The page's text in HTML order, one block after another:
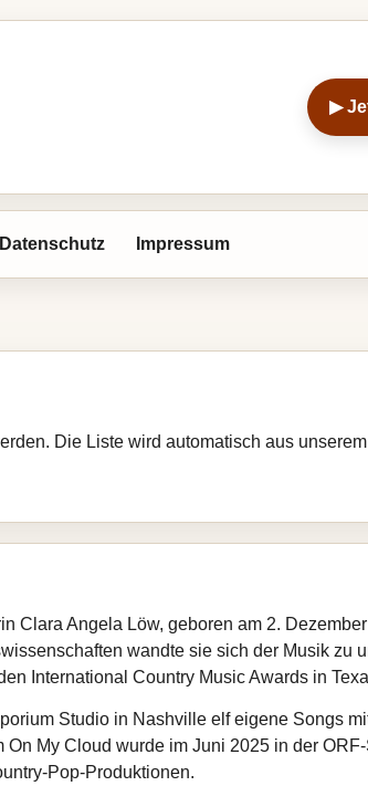
▶
Datenschutz Impressum
Die Liste wird automatisch aus unserem
Clara Angela Löw, geboren am 2.
wandte sie sich der Musik zu
International Country Music Awards in
Studio in Nashville elf eigene Songs
My Cloud wurde im Juni 2025 in der